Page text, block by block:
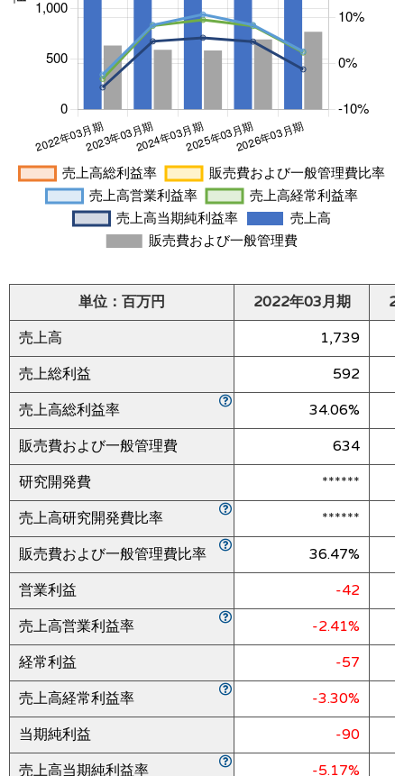
単位：百万円 2022年03月期
売上高
1,739
売上総利益
592
売上高総利益率
34.06%
販売費および一般管理費
634
研究開発費
******
売上高研究開発費比率
******
販売費および一般管理費比率
36.47%
営業利益
-42
売上高営業利益率
-2.41%
経常利益
-57
売上高経常利益率
-3.30%
当期純利益
-90
売上高当期純利益率
-5.17%